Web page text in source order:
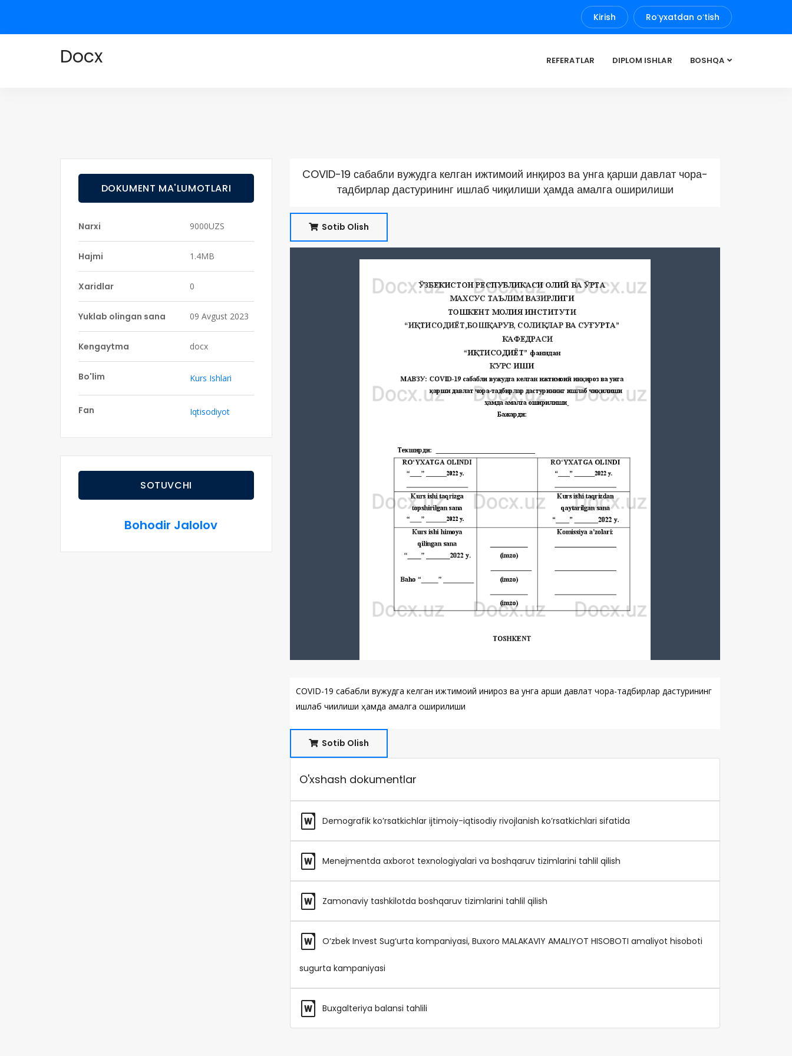
Kirish Roʻyxatdan oʻtish
Docx REFERATLAR DIPLOM ISHLAR BOSHQA
DOKUMENT MA'LUMOTLARI
Narxi 9000UZS
Hajmi 1.4MB
Xaridlar 0
Yuklab olingan sana 09 Avgust 2023
Kengaytma docx
Bo'lim Kurs Ishlari
Fan Iqtisodiyot
SOTUVCHI
Bohodir Jalolov
COVID-19 сабабли вужудга келган ижтимоий инқироз ва унга қарши давлат чора-
тадбирлар дастурининг ишлаб чиқилиши ҳамда амалга оширилиши
Sotib Olish
COVID-19 сабабли вужудга келган ижтимоий инқироз ва унга қарши давлат чора-тадбирлар дастурининг
ишлаб чиқилиши ҳамда амалга оширилиши
Sotib Olish
O'xshash dokumentlar
Demografik ko’rsatkichlar ijtimoiy-iqtisodiy rivojlanish ko’rsatkichlari sifatida
Menejmentda axborot texnologiyalari va boshqaruv tizimlarini tahlil qilish
Zamonaviy tashkilotda boshqaruv tizimlarini tahlil qilish
O‘zbek Invest Sug‘urta kompaniyasi, Buxoro MALAKAVIY AMALIYOT HISOBOTI amaliyot hisoboti
sugurta kampaniyasi
Buxgalteriya balansi tahlili